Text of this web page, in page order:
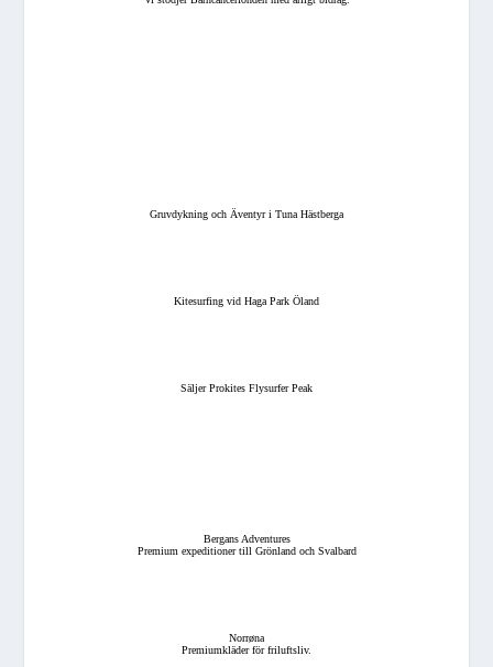
Gruvdykning och Äventyr i Tuna Hästberga
Kitesurfing vid Haga Park Öland
Säljer Prokites Flysurfer Peak
Bergans Adventures
Premium expeditioner till Grönland och Svalbard
Norrøna
Premiumkläder för friluftsliv.